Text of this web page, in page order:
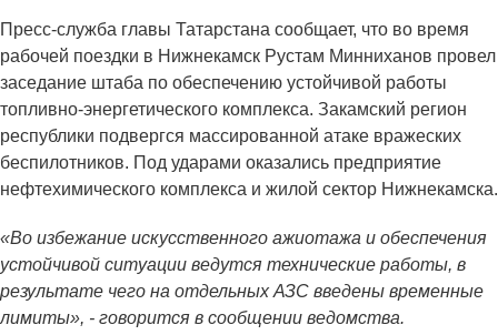
Пресс-служба главы Татарстана сообщает, что во время
рабочей поездки в Нижнекамск Рустам Минниханов провел
заседание штаба по обеспечению устойчивой работы
топливно-энергетического комплекса. Закамский регион
республики подвергся массированной атаке вражеских
беспилотников. Под ударами оказались предприятие
нефтехимического комплекса и жилой сектор Нижнекамска.
«Во избежание искусственного ажиотажа и обеспечения
устойчивой ситуации ведутся технические работы, в
результате чего на отдельных АЗС введены временные
лимиты», - говорится в сообщении ведомства.